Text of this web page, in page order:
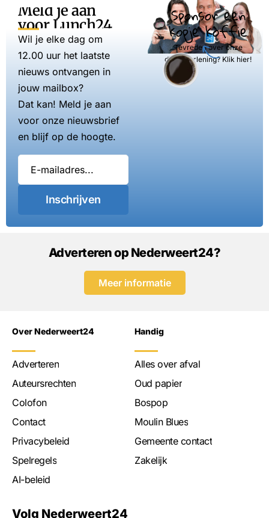
Meld je aan
voor Lunch24
Wil je elke dag om
12.00 uur het laatste
nieuws ontvangen in
jouw mailbox?
Dat kan! Meld je aan
voor onze nieuwsbrief
en blijf op de hoogte.
Inschrijven
Sponsor een
kopje koffie
Tevreden over onze
dienstverlening? Klik hier!
Adverteren op Nederweert24?
Meer informatie
Over Nederweert24
Adverteren
Auteursrechten
Colofon
Contact
Privacybeleid
Spelregels
AI-beleid
Handig
Alles over afval
Oud papier
Bospop
Moulin Blues
Gemeente contact
Zakelijk
Volg Nederweert24